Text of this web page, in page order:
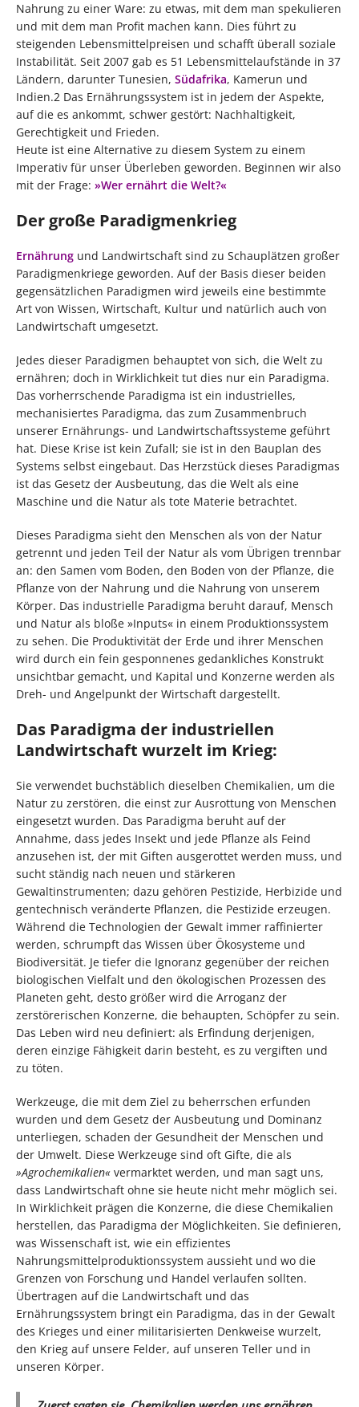
Nahrung zu einer Ware: zu etwas, mit dem man spekulieren
und mit dem man Profit machen kann. Dies führt zu
steigenden Lebensmittelpreisen und schafft überall soziale
Instabilität. Seit 2007 gab es 51 Lebensmittelaufstände in 37
Ländern, darunter Tunesien, Südafrika, Kamerun und
Indien.2 Das Ernährungssystem ist in jedem der Aspekte,
auf die es ankommt, schwer gestört: Nachhaltigkeit,
Gerechtigkeit und Frieden.
Heute ist eine Alternative zu diesem System zu einem
Imperativ für unser Überleben geworden. Beginnen wir also
mit der Frage: »Wer ernährt die Welt?«
Der große Paradigmenkrieg
Ernährung und Landwirtschaft sind zu Schauplätzen großer
Paradigmenkriege geworden. Auf der Basis dieser beiden
gegensätzlichen Paradigmen wird jeweils eine bestimmte
Art von Wissen, Wirtschaft, Kultur und natürlich auch von
Landwirtschaft umgesetzt.
Jedes dieser Paradigmen behauptet von sich, die Welt zu
ernähren; doch in Wirklichkeit tut dies nur ein Paradigma.
Das vorherrschende Paradigma ist ein industrielles,
mechanisiertes Paradigma, das zum Zusammenbruch
unserer Ernährungs- und Landwirtschaftssysteme geführt
hat. Diese Krise ist kein Zufall; sie ist in den Bauplan des
Systems selbst eingebaut. Das Herzstück dieses Paradigmas
ist das Gesetz der Ausbeutung, das die Welt als eine
Maschine und die Natur als tote Materie betrachtet.
Dieses Paradigma sieht den Menschen als von der Natur
getrennt und jeden Teil der Natur als vom Übrigen trennbar
an: den Samen vom Boden, den Boden von der Pflanze, die
Pflanze von der Nahrung und die Nahrung von unserem
Körper. Das industrielle Paradigma beruht darauf, Mensch
und Natur als bloße »Inputs« in einem Produktionssystem
zu sehen. Die Produktivität der Erde und ihrer Menschen
wird durch ein fein gesponnenes gedankliches Konstrukt
unsichtbar gemacht, und Kapital und Konzerne werden als
Dreh- und Angelpunkt der Wirtschaft dargestellt.
Das Paradigma der industriellen
Landwirtschaft wurzelt im Krieg:
Sie verwendet buchstäblich dieselben Chemikalien, um die
Natur zu zerstören, die einst zur Ausrottung von Menschen
eingesetzt wurden. Das Paradigma beruht auf der
Annahme, dass jedes Insekt und jede Pflanze als Feind
anzusehen ist, der mit Giften ausgerottet werden muss, und
sucht ständig nach neuen und stärkeren
Gewaltinstrumenten; dazu gehören Pestizide, Herbizide und
gentechnisch veränderte Pflanzen, die Pestizide erzeugen.
Während die Technologien der Gewalt immer raffinierter
werden, schrumpft das Wissen über Ökosysteme und
Biodiversität. Je tiefer die Ignoranz gegenüber der reichen
biologischen Vielfalt und den ökologischen Prozessen des
Planeten geht, desto größer wird die Arroganz der
zerstörerischen Konzerne, die behaupten, Schöpfer zu sein.
Das Leben wird neu definiert: als Erfindung derjenigen,
deren einzige Fähigkeit darin besteht, es zu vergiften und
zu töten.
Werkzeuge, die mit dem Ziel zu beherrschen erfunden
wurden und dem Gesetz der Ausbeutung und Dominanz
unterliegen, schaden der Gesundheit der Menschen und
der Umwelt. Diese Werkzeuge sind oft Gifte, die als
»Agrochemikalien« vermarktet werden, und man sagt uns,
dass Landwirtschaft ohne sie heute nicht mehr möglich sei.
In Wirklichkeit prägen die Konzerne, die diese Chemikalien
herstellen, das Paradigma der Möglichkeiten. Sie definieren,
was Wissenschaft ist, wie ein effizientes
Nahrungsmittelproduktionssystem aussieht und wo die
Grenzen von Forschung und Handel verlaufen sollten.
Übertragen auf die Landwirtschaft und das
Ernährungssystem bringt ein Paradigma, das in der Gewalt
des Krieges und einer militarisierten Denkweise wurzelt,
den Krieg auf unsere Felder, auf unseren Teller und in
unseren Körper.